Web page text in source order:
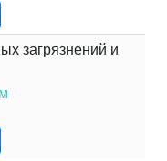
загрязнений и